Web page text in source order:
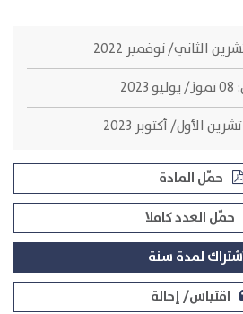
حمّل المادة
حمّل العدد كاملا
لمدة سنة
اقتباس/ إحالة